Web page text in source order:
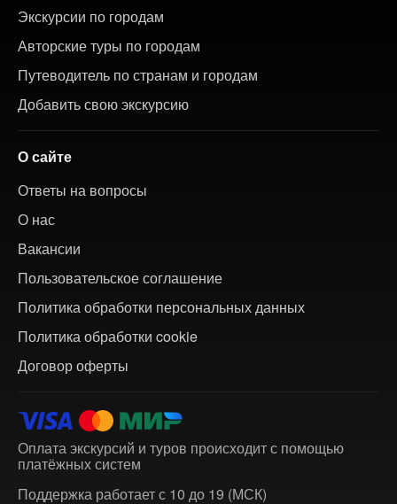
Экскурсии по городам
Авторские туры по городам
Путеводитель по странам и городам
Добавить свою экскурсию
О сайте
Ответы на вопросы
О нас
Вакансии
Пользовательское соглашение
Политика обработки персональных данных
Политика обработки cookie
Договор оферты
Оплата экскурсий и туров происходит с помощью
платёжных систем
Поддержка работает с 10 до 19 (МСК)